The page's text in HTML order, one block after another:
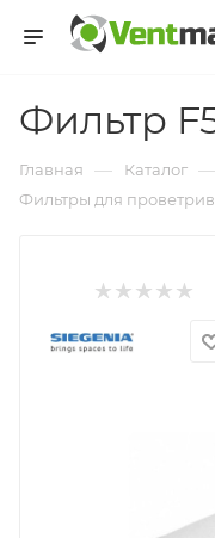
Фильтр
Главная — Каталог —
Фильтры для